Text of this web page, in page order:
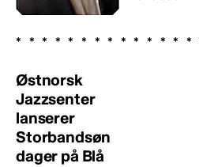
Østnorsk
Jazzsenter
lanserer
Storbandsøn
dager på Blå